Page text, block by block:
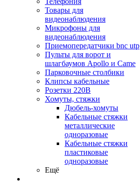
Товары для
видеонаблюдения
Микрофоны для
видеонаблюдения
Приемопередатчики bnc utp
Пульты для ворот и
шлагбаумов Apollo и Came
Парковочные столбики
Клипсы кабельные
Розетки 220В
Хомуты, стяжки
Дюбель-хомуты
Кабельные стяжки
металлические
одноразовые
Кабельные стяжки
пластиковые
одноразовые
Ещё